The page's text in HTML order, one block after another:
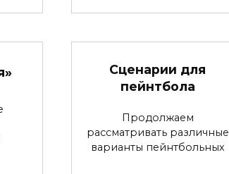
Сценарии для
пейнтбола
Продолжаем
рассматривать различные
варианты пейнтбольных